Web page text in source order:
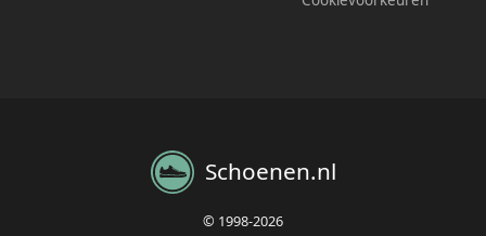
Schoenen.nl
© 1998-2026